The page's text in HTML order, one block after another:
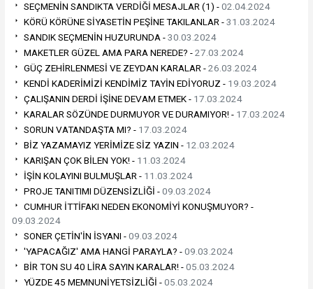
SEÇMENİN SANDIKTA VERDİĞİ MESAJLAR (1) -02.04.2024
KÖRÜ KÖRÜNE SİYASETİN PEŞİNE TAKILANLAR -31.03.2024
SANDIK SEÇMENİN HUZURUNDA -30.03.2024
MAKETLER GÜZEL AMA PARA NEREDE? -27.03.2024
GÜÇ ZEHİRLENMESİ VE ZEYDAN KARALAR -26.03.2024
KENDİ KADERİMİZİ KENDİMİZ TAYİN EDİYORUZ - 19.03.2024
ÇALIŞANIN DERDİ İŞİNE DEVAM ETMEK - 17.03.2024
KARALAR SÖZÜNDE DURMUYOR VE DURAMIYOR! - 17.03.2024
SORUN VATANDAŞTA MI? - 17.03.2024
BİZ YAZAMAYIZ YERİMİZE SİZ YAZIN - 12.03.2024
KARIŞAN ÇOK BİLEN YOK! - 11.03.2024
İŞİN KOLAYINI BULMUŞLAR - 11.03.2024
PROJE TANITIMI DÜZENSİZLİĞİ -09.03.2024
CUMHUR İTTİFAKI NEDEN EKONOMİYİ KONUŞMUYOR? -
09.03.2024
SONER ÇETİN'İN İSYANI -09.03.2024
'YAPACAĞIZ' AMA HANGİ PARAYLA? -09.03.2024
BİR TON SU 40 LİRA SAYIN KARALAR! -05.03.2024
YÜZDE 45 MEMNUNİYETSİZLİĞİ -05.03.2024